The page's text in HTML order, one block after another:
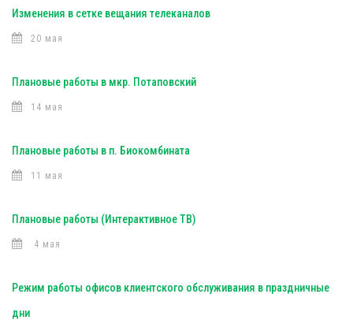
Изменения в сетке вещания телеканалов
20 мая
Плановые работы в мкр. Потаповский
14 мая
Плановые работы в п. Биокомбината
11 мая
Плановые работы (Интерактивное ТВ)
4 мая
Режим работы офисов клиентского обслуживания в праздничные
дни